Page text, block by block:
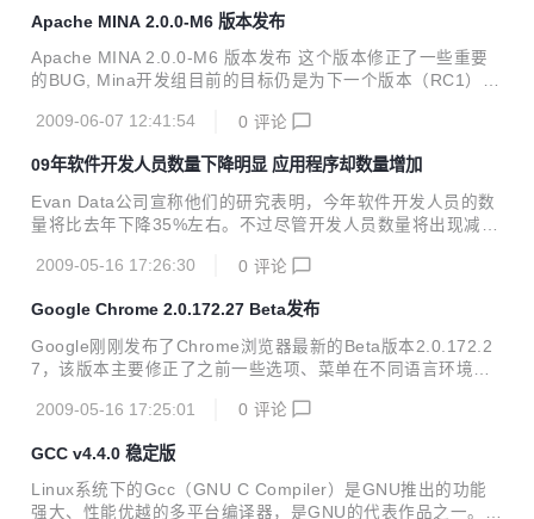
法. 5.加入ConfigureBuilder接口，允需使用者使用配置文件
对Configure进行构建。 启动服务器变得更简单 //构建一个服
务器端的服务 Configure config = new Configure(); config.s
Apache MINA 2.0.0-M6 版本发布
Apache MINA 2.0.0-M6 版本发布 这个版本修正了一些重要
的BUG, Mina开发组目前的目标仍是为下一个版本（RC1） D
ed called before doDecode completes DIRMINA-713 FIXE
ory DIRMINA-712 FIXED DefaultIoFilterChainBuilder.repla
ce(String, IoFilter) th...
2009-06-07 12:41:54 0 评论
09年软件开发人员数量下降明显 应用程序却数量增加
Evan Data公司宣称他们的研究表明，今年软件开发人员的数
量将比去年下降35%左右。不过尽管开发人员数量将出现减
势。程序员数量的下降将促使软件公司更多地开发面向大众的
项目的计划却有所增 加。失业程序员数量的增加显然是造成这
种现象的原因之一。
2009-05-16 17:26:30 0 评论
Google Chrome 2.0.172.27 Beta发布
Google刚刚发布了Chrome浏览器最新的Beta版本2.0.172.2
7，该版本主要修正了之前一些选项、菜单在不同语言环境下
稳定性，并且将Gears版本升级至0.5.19.0。
2009-05-16 17:25:01 0 评论
GCC v4.4.0 稳定版
Linux系统下的Gcc（GNU C Compiler）是GNU推出的功能
强大、性能优越的多平台编译器，是GNU的代表作品之一。g